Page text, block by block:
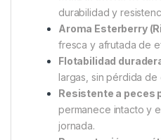
ha demostrado ser
carpas durante décadas.
destacar frente a otros
convierte en una opción
carpas se muestran
un estímulo diferente
Características